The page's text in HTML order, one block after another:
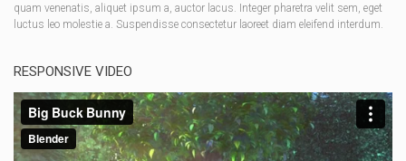
quam venenatis, aliquet ipsum a, auctor lacus. Integer pharetra velit sem, eget
luctus leo molestie a. Suspendisse consectetur laoreet diam eleifend interdum.
RESPONSIVE VIDEO